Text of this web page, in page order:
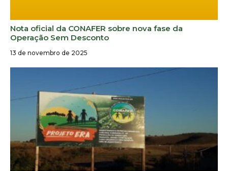
Nota oficial da CONAFER sobre nova fase da
Operação Sem Desconto
13 de novembro de 2025